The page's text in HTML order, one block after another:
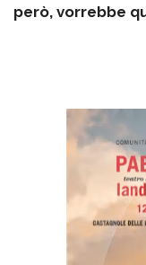
però, vorrebbe